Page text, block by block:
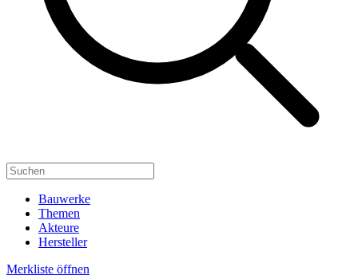
Bauwerke
Themen
Akteure
Hersteller
Merkliste öffnen